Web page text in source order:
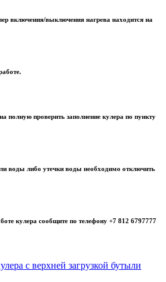
включения/выключения нагрева находится на
полную проверить заполнение кулера по пункту
воды либо утечки воды необходимо отключить
кулера сообщите по телефону +7 812 6797777
с верхней загрузкой бутыли